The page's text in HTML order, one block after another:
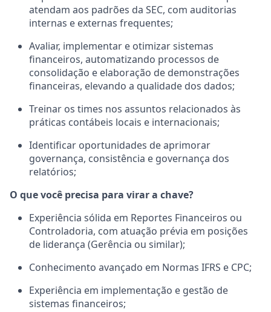
atendam aos padrões da SEC, com auditorias
internas e externas frequentes;
Avaliar, implementar e otimizar sistemas
financeiros, automatizando processos de
consolidação e elaboração de demonstrações
financeiras, elevando a qualidade dos dados;
Treinar os times nos assuntos relacionados às
práticas contábeis locais e internacionais;
Identificar oportunidades de aprimorar
governança, consistência e governança dos
relatórios;
O que você precisa para virar a chave?
Experiência sólida em Reportes Financeiros ou
Controladoria, com atuação prévia em posições
de liderança (Gerência ou similar);
Conhecimento avançado em Normas IFRS e CPC;
Experiência em implementação e gestão de
sistemas financeiros;